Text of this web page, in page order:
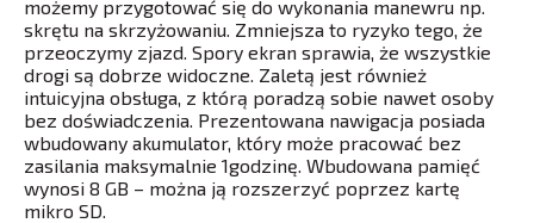
możemy przygotować się do wykonania manewru np.
skrętu na skrzyżowaniu. Zmniejsza to ryzyko tego, że
przeoczymy zjazd. Spory ekran sprawia, że wszystkie
drogi są dobrze widoczne. Zaletą jest również
intuicyjna obsługa, z którą poradzą sobie nawet osoby
bez doświadczenia. Prezentowana nawigacja posiada
wbudowany akumulator, który może pracować bez
zasilania maksymalnie 1godzinę. Wbudowana pamięć
wynosi 8 GB – można ją rozszerzyć poprzez kartę
mikro SD.